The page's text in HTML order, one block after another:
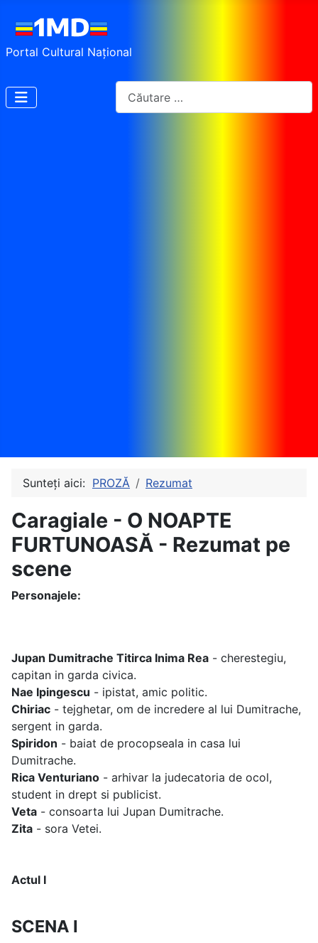
Portal Cultural Național
Sunteți aici: PROZĂ Rezumat
Caragiale - O NOAPTE
FURTUNOASĂ - Rezumat pe
scene
Personajele:
Jupan Dumitrache Titirca Inima Rea - cherestegiu,
capitan in garda civica.
Nae Ipingescu - ipistat, amic politic.
Chiriac - tejghetar, om de incredere al lui Dumitrache,
sergent in garda.
Spiridon - baiat de procopseala in casa lui
Dumitrache.
Rica Venturiano - arhivar la judecatoria de ocol,
student in drept si publicist.
Veta - consoarta lui Jupan Dumitrache.
Zita - sora Vetei.
Actul I
SCENA I